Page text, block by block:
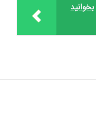
بخوانید